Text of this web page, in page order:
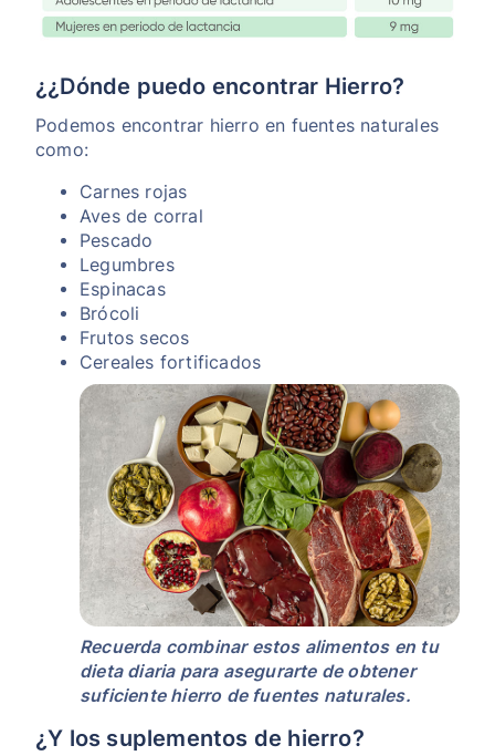
¿¿Dónde puedo encontrar Hierro?
Podemos encontrar hierro en fuentes naturales
como:
Carnes rojas
Aves de corral
Pescado
Legumbres
Espinacas
Brócoli
Frutos secos
Cereales fortificados
Recuerda combinar estos alimentos en tu
dieta diaria para asegurarte de obtener
suficiente hierro de fuentes naturales.
¿Y los suplementos de hierro?